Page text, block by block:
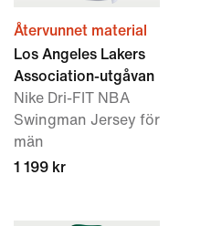
Återvunnet material
Los Angeles Lakers
Association-utgåvan
Nike Dri-FIT NBA
Swingman Jersey för
män
1 199 kr